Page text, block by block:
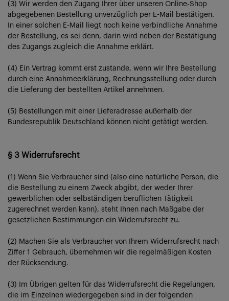
(3) Wir werden den Zugang Ihrer über unseren Online-Shop
abgegebenen Bestellung unverzüglich per E-Mail bestätigen.
In einer solchen E-Mail liegt noch keine verbindliche Annahme
der Bestellung, es sei denn, darin wird neben der Bestätigung
des Zugangs zugleich die Annahme erklärt.
(4) Ein Vertrag kommt erst zustande, wenn wir Ihre Bestellung
durch eine Annahmeerklärung, Rechnungsstellung oder durch
die Lieferung der bestellten Artikel annehmen.
(5) Bestellungen mit einer Lieferadresse außerhalb der
Bundesrepublik Deutschland können nicht getätigt werden.
§ 3 Widerrufsrecht
(1) Wenn Sie Verbraucher sind (also eine natürliche Person, die
die Bestellung zu einem Zweck abgibt, der weder Ihrer
gewerblichen oder selbständigen beruflichen Tätigkeit
zugerechnet werden kann), steht Ihnen nach Maßgabe der
gesetzlichen Bestimmungen ein Widerrufsrecht zu.
(2) Machen Sie als Verbraucher von Ihrem Widerrufsrecht nach
Ziffer 1 Gebrauch, übernehmen wir die regelmäßigen Kosten
der Rücksendung.
(3) Im Übrigen gelten für das Widerrufsrecht die Regelungen,
die im Einzelnen wiedergegeben sind in der folgenden